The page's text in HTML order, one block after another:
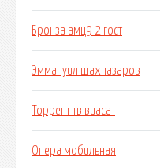
Бронза амц9 2 гост
Эммануил шахназаров
Торрент тв виасат
Опера мобильная